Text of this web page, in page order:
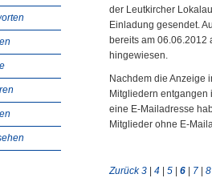
der Leutkircher
Einladung gesendet.
bereits am 06.06.2012
hingewiesen.
Nachdem die Anzeige
Mitgliedern entgangen
eine E-Mailadresse
Mitglieder ohne E-
Zurück 3 4 5 6 7 8